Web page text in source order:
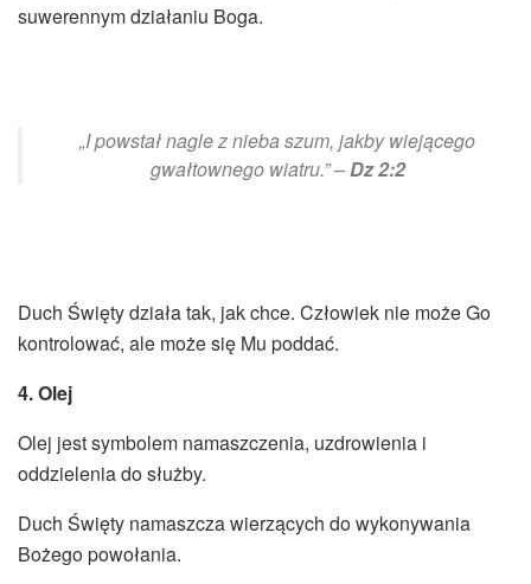
suwerennym działaniu Boga.
„I powstał nagle z nieba szum, jakby wiejącego
gwałtownego wiatru.” –Dz 2:2
Duch Święty działa tak, jak chce. Człowiek nie może Go
kontrolować, ale może się Mu poddać.
4. Olej
Olej jest symbolem namaszczenia, uzdrowienia i
oddzielenia do służby.
Duch Święty namaszcza wierzących do wykonywania
Bożego powołania.